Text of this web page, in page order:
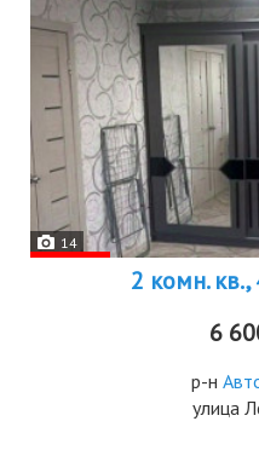
14
2 комн.
6
р-н
улица